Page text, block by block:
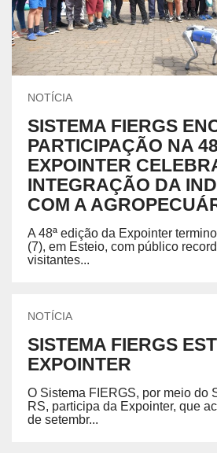
NOTÍCIA
SISTEMA FIERGS
PARTICIPAÇÃO NA
EXPOINTER
INTEGRAÇÃO DA
COM A
A 48ª edição da Expointer
(7), em Esteio, com público
visitantes...
NOTÍCIA
SISTEMA FIERGS
EXPOINTER
O Sistema FIERGS, por meio do
RS, participa da Expointer, que
de setembr...